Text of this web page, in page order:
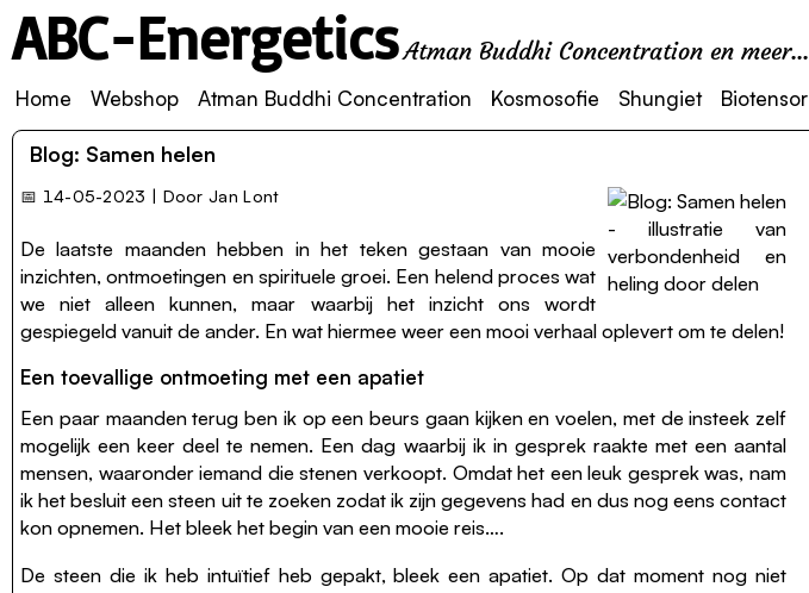
ABC-EnergeticsAtman Buddhi Concentration en meer...
Home Webshop Atman Buddhi Concentration Kosmosofie Shungiet Biotensor
Blog: Samen helen
📅 14-05-2023 | Door Jan Lont
De laatste maanden hebben in het teken gestaan van mooie
inzichten, ontmoetingen en spirituele groei. Een helend proces wat
we niet alleen kunnen, maar waarbij het inzicht ons wordt
gespiegeld vanuit de ander. En wat hiermee weer een mooi verhaal oplevert om te delen!
Een toevallige ontmoeting met een apatiet
Een paar maanden terug ben ik op een beurs gaan kijken en voelen, met de insteek zelf
mogelijk een keer deel te nemen. Een dag waarbij ik in gesprek raakte met een aantal
mensen, waaronder iemand die stenen verkoopt. Omdat het een leuk gesprek was, nam
ik het besluit een steen uit te zoeken zodat ik zijn gegevens had en dus nog eens contact
kon opnemen. Het bleek het begin van een mooie reis….
De steen die ik heb intuïtief heb gepakt, bleek een apatiet. Op dat moment nog niet